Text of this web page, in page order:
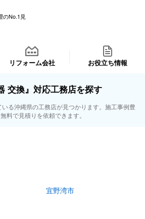
のNo.1見
リフォーム会社 お役立ち情報
交換』対応工務店を探す
る沖縄県の工務店が見つかります。施工事例豊
料で見積りを依頼できます。
宜野湾市